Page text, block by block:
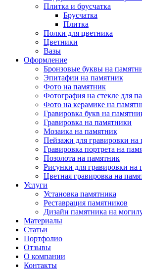
Плитка и брусчатка
Брусчатка
Плитка
Полки для цветника
Цветники
Вазы
Оформление
Бронзовые буквы на
Эпитафии на памятник
Фото на памятник
Фотография на стекле для
Фото на керамике на
Гравировка букв на
Гравировка на памятники
Мозаика на памятник
Пейзажи для гравировки на
Гравировка портрета на
Позолота на памятник
Рисунки для гравировки на
Цветная гравировка на
Услуги
Установка памятника
Реставрация памятников
Дизайн памятника на
Материалы
Статьи
Портфолио
Отзывы
О компании
Контакты